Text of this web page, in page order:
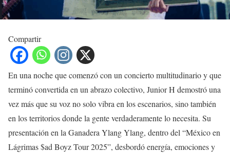
Compartir
En una noche que comenzó con un concierto multitudinario y que
terminó convertida en un abrazo colectivo, Junior H demostró una
vez más que su voz no solo vibra en los escenarios, sino también
en los territorios donde la gente verdaderamente lo necesita. Su
presentación en la Ganadera Ylang Ylang, dentro del “México en
Lágrimas $ad Boyz Tour 2025”, desbordó energía, emociones y